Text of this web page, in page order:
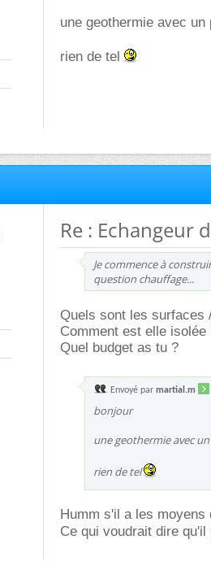
une geothermie avec
rien de tel
Re : Echangeur
Je commence à
question chauffage...
Quels sont les surfaces
Comment est elle isolée
Quel budget as tu ?
Envoyé par martial.m
bonjour
une geothermie avec
rien de tel
Humm s'il a les
Ce qui voudrait dire